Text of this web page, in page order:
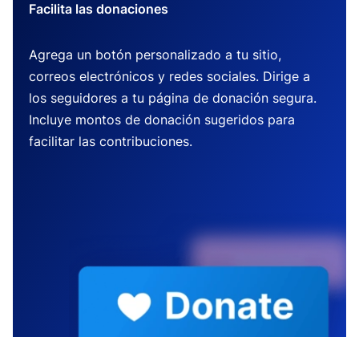
Facilita las donaciones
Agrega un botón personalizado a tu sitio,
correos electrónicos y redes sociales. Dirige a
los seguidores a tu página de donación segura.
Incluye montos de donación sugeridos para
facilitar las contribuciones.